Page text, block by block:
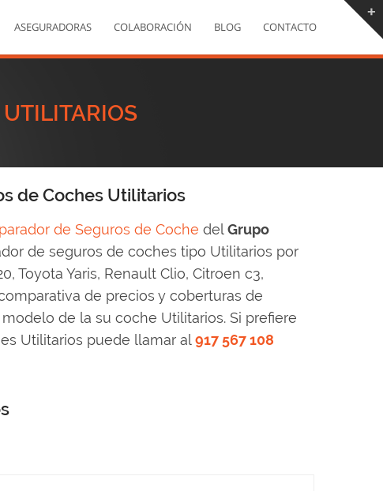
ASEGURADORAS COLABORACIÓN BLOG CONTACTO
de Coches Utilitarios
de Seguros de Coche delGrupo
de seguros de coches tipo Utilitarios por
Toyota Yaris, Renault Clio, Citroen c3,
de precios y coberturas de
de la su coche Utilitarios. Si prefiere
Utilitarios puede llamar al917 567 108